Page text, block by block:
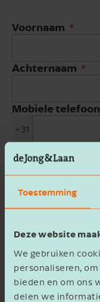
Toestemming
Deze website
We gebruiken
personaliseren,
bieden en om ons
delen we
Voornaam
Achternaam
Mobiele telefoon
+31
Bedrijfsnaam
Beschrijving